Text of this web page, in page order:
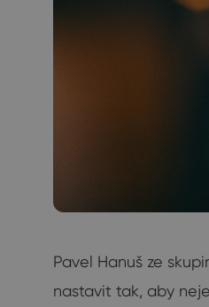
Pavel Hanuš ze
nastavit tak, aby